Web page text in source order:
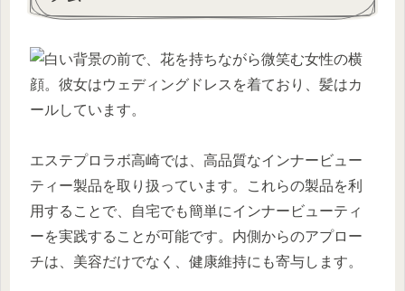
エステプロラボ高崎では、高品質なインナービュー
ティー製品を取り扱っています。これらの製品を利
用することで、自宅でも簡単にインナービューティ
ーを実践することが可能です。内側からのアプロー
チは、美容だけでなく、健康維持にも寄与します。